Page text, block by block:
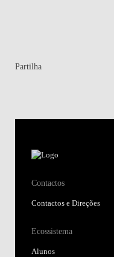
Partilha
Contactos
Contactos e Direções
Ecossistema
Alunos